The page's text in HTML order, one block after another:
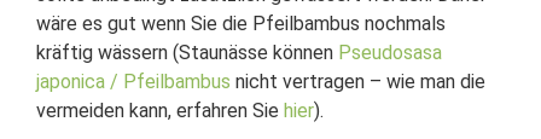
wäre es gut wenn Sie die Pfeilbambus nochmals
kräftig wässern (Staunässe können Pseudosasa
japonica / Pfeilbambus nicht vertragen – wie man die
vermeiden kann, erfahren Sie hier).